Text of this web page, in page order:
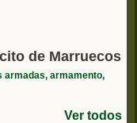
de Marruecos
armadas, armamento,
Ver todos